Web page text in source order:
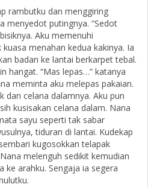
rambutku dan menggiring
menyedot putingnya. “Sedot
Aku memenuhi
menahan kedua kakinya. Ia
badan ke lantai berkarpet tebal.
hangat. “Mas lepas…” katanya
meminta aku melepas pakaian.
dan celana dalamnya. Aku pun
kusisakan celana dalam. Nana
sayu seperti tak sabar
tiduran di lantai. Kudekap
kugosokkan telapak
melenguh sedikit kemudian
ke arahku. Sengaja ia segera